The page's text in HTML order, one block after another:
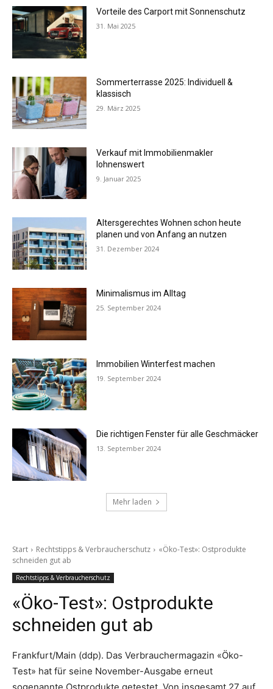
Vorteile des Carport mit Sonnenschutz
31. Mai 2025
Sommerterrasse 2025: Individuell &
klassisch
29. März 2025
Verkauf mit Immobilienmakler
lohnenswert
9. Januar 2025
Altersgerechtes Wohnen schon heute
planen und von Anfang an nutzen
31. Dezember 2024
Minimalismus im Alltag
25. September 2024
Immobilien Winterfest machen
19. September 2024
Die richtigen Fenster für alle Geschmäcker
13. September 2024
Mehr laden